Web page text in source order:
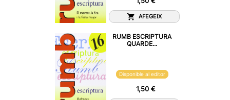
AFEGEIX
RUMB ESCRIPTURA
QUARDE...
Disponible al editor
1,50 €